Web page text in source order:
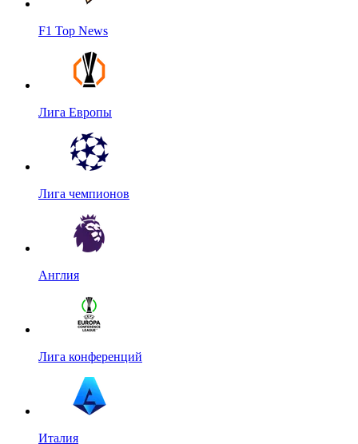
F1 Top News
Лига Европы
Лига чемпионов
Англия
Лига конференций
Италия